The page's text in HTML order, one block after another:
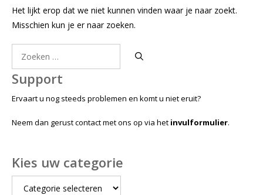
Het lijkt erop dat we niet kunnen vinden waar je naar zoekt.
Misschien kun je er naar zoeken.
Support
Ervaart u nog steeds problemen en komt u niet eruit?
Neem dan gerust contact met ons op via het invulformulier.
Kies uw categorie